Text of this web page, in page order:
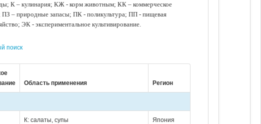
К – кулинария; КЖ - корм животным; КК – коммерческое
– природные запасы; ПК - поликультура; ПП - пищевая
ЭК - экспериментальное культивирование.
поиск
Область применения Регион
К: салаты, супы Япония